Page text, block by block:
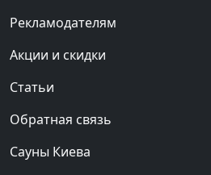
Рекламодателям
Акции и скидки
Статьи
Обратная связь
Сауны Киева